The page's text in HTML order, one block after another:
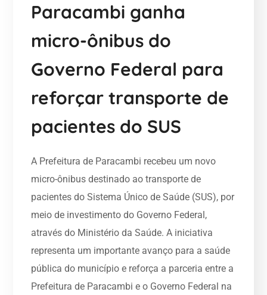
Paracambi ganha
micro-ônibus do
Governo Federal para
reforçar transporte de
pacientes do SUS
A Prefeitura de Paracambi recebeu um novo
micro-ônibus destinado ao transporte de
pacientes do Sistema Único de Saúde (SUS), por
meio de investimento do Governo Federal,
através do Ministério da Saúde. A iniciativa
representa um importante avanço para a saúde
pública do município e reforça a parceria entre a
Prefeitura de Paracambi e o Governo Federal na